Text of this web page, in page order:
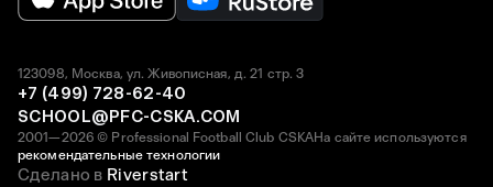
2001—2026 © Professional Football Club CSKAНа сайте используются
рекомендательные технологии
123098, Москва, ул. Живописная, д. 21 стр. 3
+7 (499) 728-62-40
SCHOOL@PFC-CSKA.COM
Сделано в Riverstart